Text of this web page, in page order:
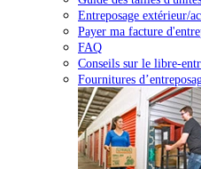
Entreposage extérieur/
Payer ma facture
FAQ
Conseils sur le libre-
Fournitures